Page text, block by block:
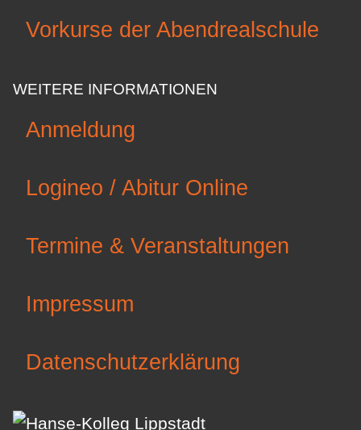
Vorkurse der Abendrealschule
WEITERE INFORMATIONEN
Anmeldung
Logineo / Abitur Online
Termine & Veranstaltungen
Impressum
Datenschutzerklärung